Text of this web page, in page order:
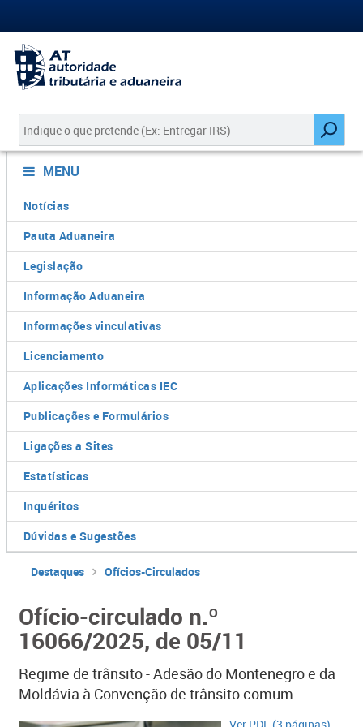
MENU
Notícias
Pauta Aduaneira
Legislação
Informação Aduaneira
Informações vinculativas
Licenciamento
Aplicações Informáticas IEC
Publicações e Formulários
Ligações a Sites
Estatísticas
Inquéritos
Dúvidas e Sugestões
Destaques Ofícios-Circulados
Ofício-circulado n.º
16066/2025, de 05/11
Regime de trânsito - Adesão do Montenegro e da
Moldávia à Convenção de trânsito comum.